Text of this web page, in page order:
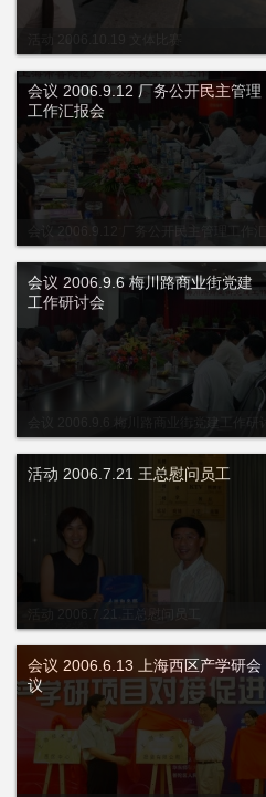
会议 2006.9.12 厂务公开民主管理工作汇
会议 2006.9.12 厂务公开民主管理
工作汇报会
会议 2006.9.6 梅川路商业街党建工作研讨
会议 2006.9.6 梅川路商业街党建
工作研讨会
活动 2006.7.21 王总慰问员工
活动 2006.7.21 王总慰问员工
会议 2006.6.13 上海西区产学研会
议